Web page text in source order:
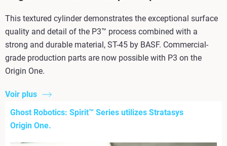
This textured cylinder demonstrates the exceptional surface
quality and detail of the P3™ process combined with a
strong and durable material, ST-45 by BASF. Commercial-
grade production parts are now possible with P3 on the
Origin One.
Voir plus
Ghost Robotics: Spirit™ Series utilizes Stratasys
Origin One.